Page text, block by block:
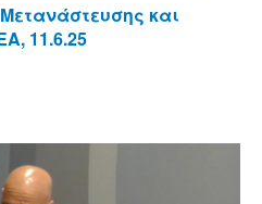
και
11.6.25